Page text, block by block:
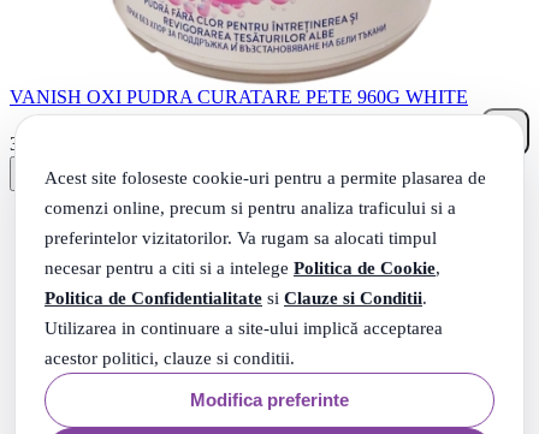
Acest site foloseste cookie-uri pentru a permite plasarea de
comenzi online, precum si pentru analiza traficului si a
preferintelor vizitatorilor. Va rugam sa alocati timpul
necesar pentru a citi si a intelege Politica de Cookie,
Politica de Confidentialitate si Clauze si Conditii.
Utilizarea in continuare a site-ului implică acceptarea
acestor politici, clauze si conditii.
Modifica preferinte
VANISH OXI PUDRA CURATARE PETE 960G WHITE
37